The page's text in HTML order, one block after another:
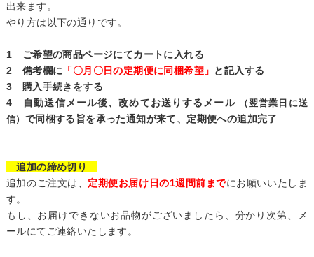
出来ます。
やり方は以下の通りです。
1 ご希望の商品ページにてカートに入れる
2 備考欄に 「〇月〇日の定期便に同梱希望」 と記入する
3 購入手続きをする
4 自動送信メール後、改めてお送りするメール（翌営業日に送
信） で同梱する旨を承った通知が来て、定期便への追加完了
追加の締め切り
追加のご注文は、 定期便お届け日の1週間前までにお願いいたしま
す。
もし、お届けできないお品物がございましたら、分かり次第、メ
ールにてご連絡いたします。